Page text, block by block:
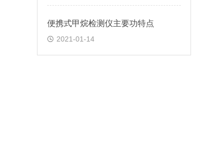
便携式甲烷检测仪主要功特点
2021-01-14